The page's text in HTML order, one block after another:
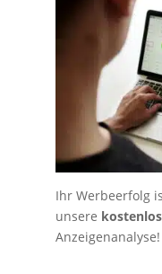
Ihr Werbeerfolg
unsere
Anzeigenanalyse!